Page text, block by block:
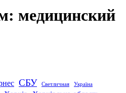
медицинский
СБУ Светличная Україна